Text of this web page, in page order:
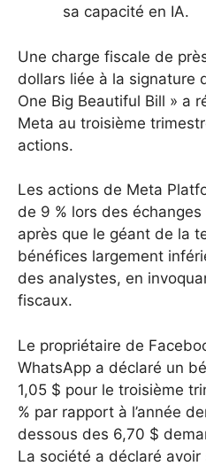
sa capacité en IA.
Une charge fiscale de
dollars liée à la signature
One Big Beautiful Bill » a
Meta au troisième
actions.
Les actions de Meta
de 9 % lors des
après que le géant de la
bénéfices largement
des analystes, en
fiscaux.
Le propriétaire de
WhatsApp a déclaré un
1,05 $ pour le troisième
% par rapport à l’année
dessous des 6,70 $
La société a déclaré